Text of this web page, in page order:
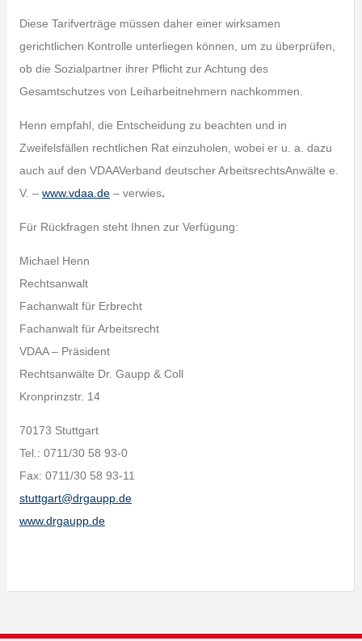
Diese Tarifverträge müssen daher einer wirksamen
gerichtlichen Kontrolle unterliegen können, um zu überprüfen,
ob die Sozialpartner ihrer Pflicht zur Achtung des
Gesamtschutzes von Leiharbeitnehmern nachkommen.
Henn empfahl, die Entscheidung zu beachten und in
Zweifelsfällen rechtlichen Rat einzuholen, wobei er u. a. dazu
auch auf den VDAAVerband deutscher ArbeitsrechtsAnwälte e.
V. – www.vdaa.de– verwies.
Für Rückfragen steht Ihnen zur Verfügung:
Michael Henn
Rechtsanwalt
Fachanwalt für Erbrecht
Fachanwalt für Arbeitsrecht
VDAA – Präsident
Rechtsanwälte Dr. Gaupp & Coll
Kronprinzstr. 14
70173 Stuttgart
Tel.: 0711/30 58 93-0
Fax: 0711/30 58 93-11
stuttgart@drgaupp.de
www.drgaupp.de